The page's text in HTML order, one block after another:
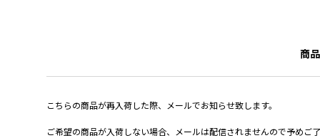
商
こちらの商品が再入荷した際、メールでお知らせ致します。
ご希望の商品が入荷しない場合、メールは配信されませんので予めご